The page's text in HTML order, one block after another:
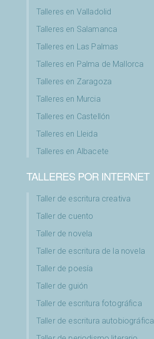
Talleres en Valladolid
Talleres en Salamanca
Talleres en Las Palmas
Talleres en Palma de Mallorca
Talleres en Zaragoza
Talleres en Murcia
Talleres en Castellón
Talleres en Lleida
Talleres en Albacete
TALLERES POR INTERNET
Taller de escritura creativa
Taller de cuento
Taller de novela
Taller de escritura de la novela
Taller de poesía
Taller de guión
Taller de escritura fotográfica
Taller de escritura autobiográfica